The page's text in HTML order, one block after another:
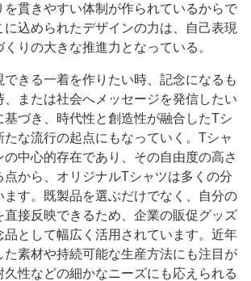
を貫きやすい体制が作られているからで
に込められたデザインの力は、自己表現
りの大きな推進力となっている。
できる一着を作りたい時、記念になるも
、または社会へメッセージを発信したい
基づき、時代性と創造性が融合したTシ
たな流行の起点にもなっていく。Tシャ
の中心的存在であり、その自由度の高さ
点から、オリジナルTシャツは多くの分
ます。既製品を選ぶだけでなく、自分の
直接反映できるため、企業の販促グッズ
品として幅広く活用されています。近年
た素材や持続可能な生産方法にも注目が
性などの細かなニーズにも応えられる